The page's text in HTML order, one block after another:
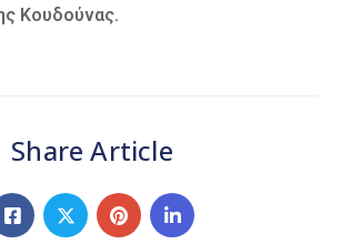
Κουδούνας.
Share Article